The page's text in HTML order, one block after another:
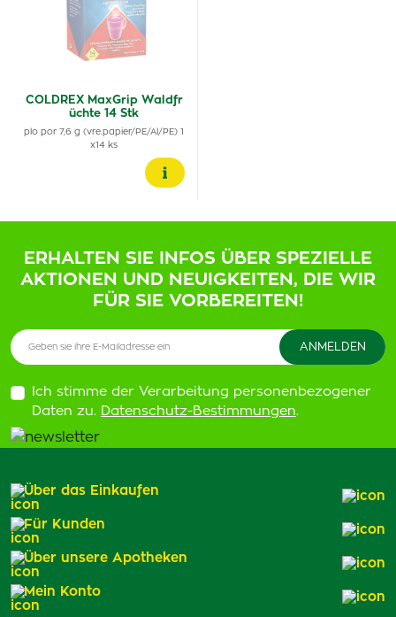
COLDREX MaxGrip Waldfr
üchte 14 Stk
plo por 7,6 g (vre.papier/PE/Al/PE) 1
x14 ks
ERHALTEN SIE INFOS ÜBER SPEZIELLE
AKTIONEN UND NEUIGKEITEN, DIE WIR
FÜR SIE VORBEREITEN!
Ich stimme der Verarbeitung personenbezogener
Daten zu. Datenschutz-Bestimmungen.
Über das Einkaufen
Für Kunden
Über unsere Apotheken
Mein Konto